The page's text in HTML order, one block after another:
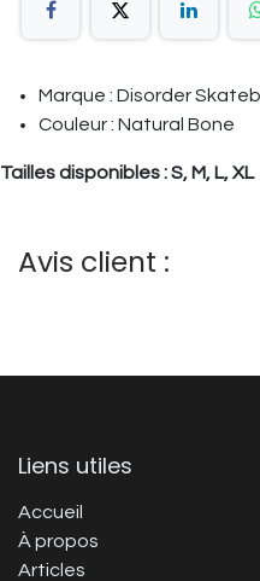
Marque : Disorder
Couleur : Natural Bone
Tailles disponibles :S, M, L, XL
Avis client :
Liens utiles
Accueil
À propos
Articles